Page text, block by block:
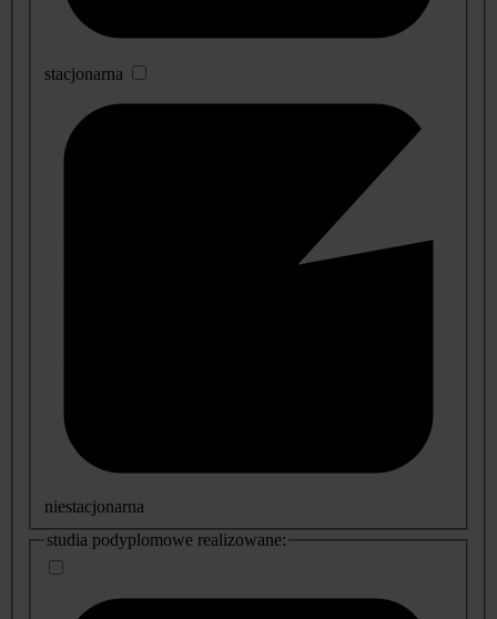
stacjonarna
niestacjonarna
studia podyplomowe realizowane: